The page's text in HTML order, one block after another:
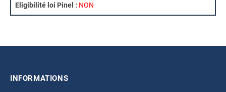
Eligibilité loi Pinel : NON
INFORMATIONS